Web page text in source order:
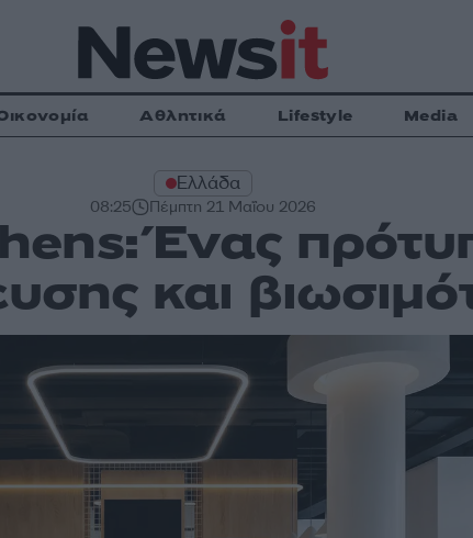
Αθλητικά Lifestyle Media
Ελλάδα
08:25 Πέμπτη 21 Μαΐου 2026
Ένας
και